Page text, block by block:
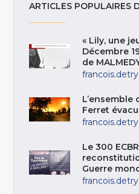
ARTICLES POPULAIRES
« Lily, une
Décembre
de
francois.detry
L’ensemble
Ferret
francois.detry
Le 300
Guerre
francois.detry